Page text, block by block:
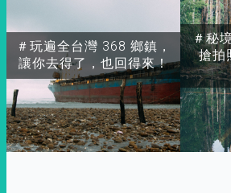
＃玩遍全台灣 368 鄉鎮，
讓你去得了，也回得來！
＃秘
搶拍